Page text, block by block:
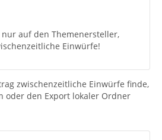
auf den Themenersteller,
Einwürfe!
zwischenzeitliche Einwürfe finde,
oder den Export lokaler Ordner